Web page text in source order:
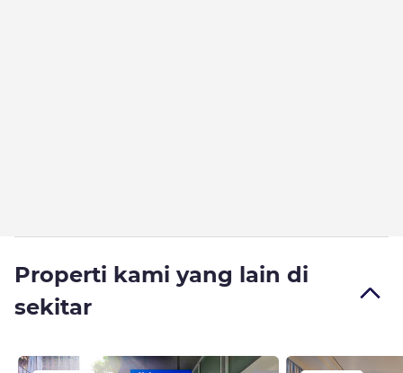
Properti kami yang lain di
sekitar